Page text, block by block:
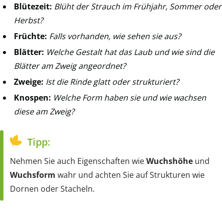
Blütezeit: Blüht der Strauch im Frühjahr, Sommer oder
Herbst?
Früchte: Falls vorhanden, wie sehen sie aus?
Blätter: Welche Gestalt hat das Laub und wie sind die
Blätter am Zweig angeordnet?
Zweige: Ist die Rinde glatt oder strukturiert?
Knospen: Welche Form haben sie und wie wachsen
diese am Zweig?
Tipp:
Nehmen Sie auch Eigenschaften wieWuchshöhe und
Wuchsform wahr und achten Sie auf Strukturen wie
Dornen oder Stacheln.